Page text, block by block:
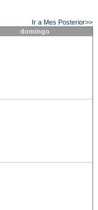
Ir a Mes Posterior>>
domingo